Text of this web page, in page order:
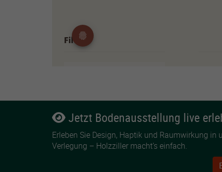
Jetzt Bodenausstellung live
Erleben Sie Design, Haptik und Raumwirkung
Verlegung – Holzziller macht’s einfach.